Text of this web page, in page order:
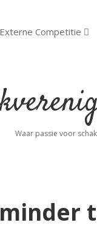
menu
Externe Competitie
Waar passie voor